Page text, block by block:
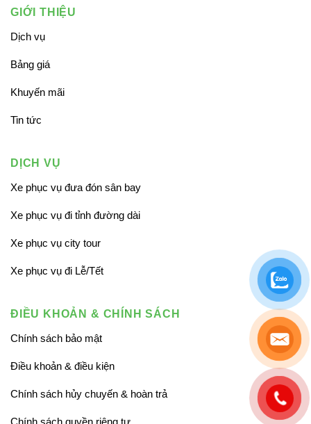
GIỚI THIỆU
Dịch vụ
Bảng giá
Khuyến mãi
Tin tức
DỊCH VỤ
Xe phục vụ đưa đón sân bay
Xe phục vụ đi tỉnh đường dài
Xe phục vụ city tour
Xe phục vụ đi Lễ/Tết
ĐIỀU KHOẢN & CHÍNH SÁCH
Chính sách bảo mật
Điều khoản & điều kiện
Chính sách hủy chuyến & hoàn trả
Chính sách quyền riêng tư